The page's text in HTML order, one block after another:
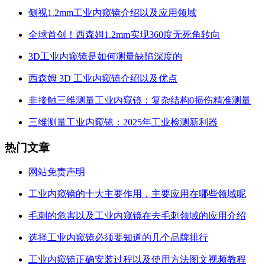
侧视1.2mm工业内窥镜介绍以及应用领域
全球首创！西森姆1.2mm实现360度无死角转向
3D工业内窥镜是如何测量缺陷深度的
西森姆 3D 工业内窥镜介绍以及优点
非接触三维测量工业内窥镜：复杂结构0损伤精准测量
三维测量工业内窥镜：2025年工业检测新利器
热门文章
网站免责声明
工业内窥镜的十大主要作用，主要应用在哪些领域呢
毛刺的危害以及工业内窥镜在去毛刺领域的应用介绍
选择工业内窥镜必须要知道的几个品牌排行
工业内窥镜正确安装过程以及使用方法图文视频教程